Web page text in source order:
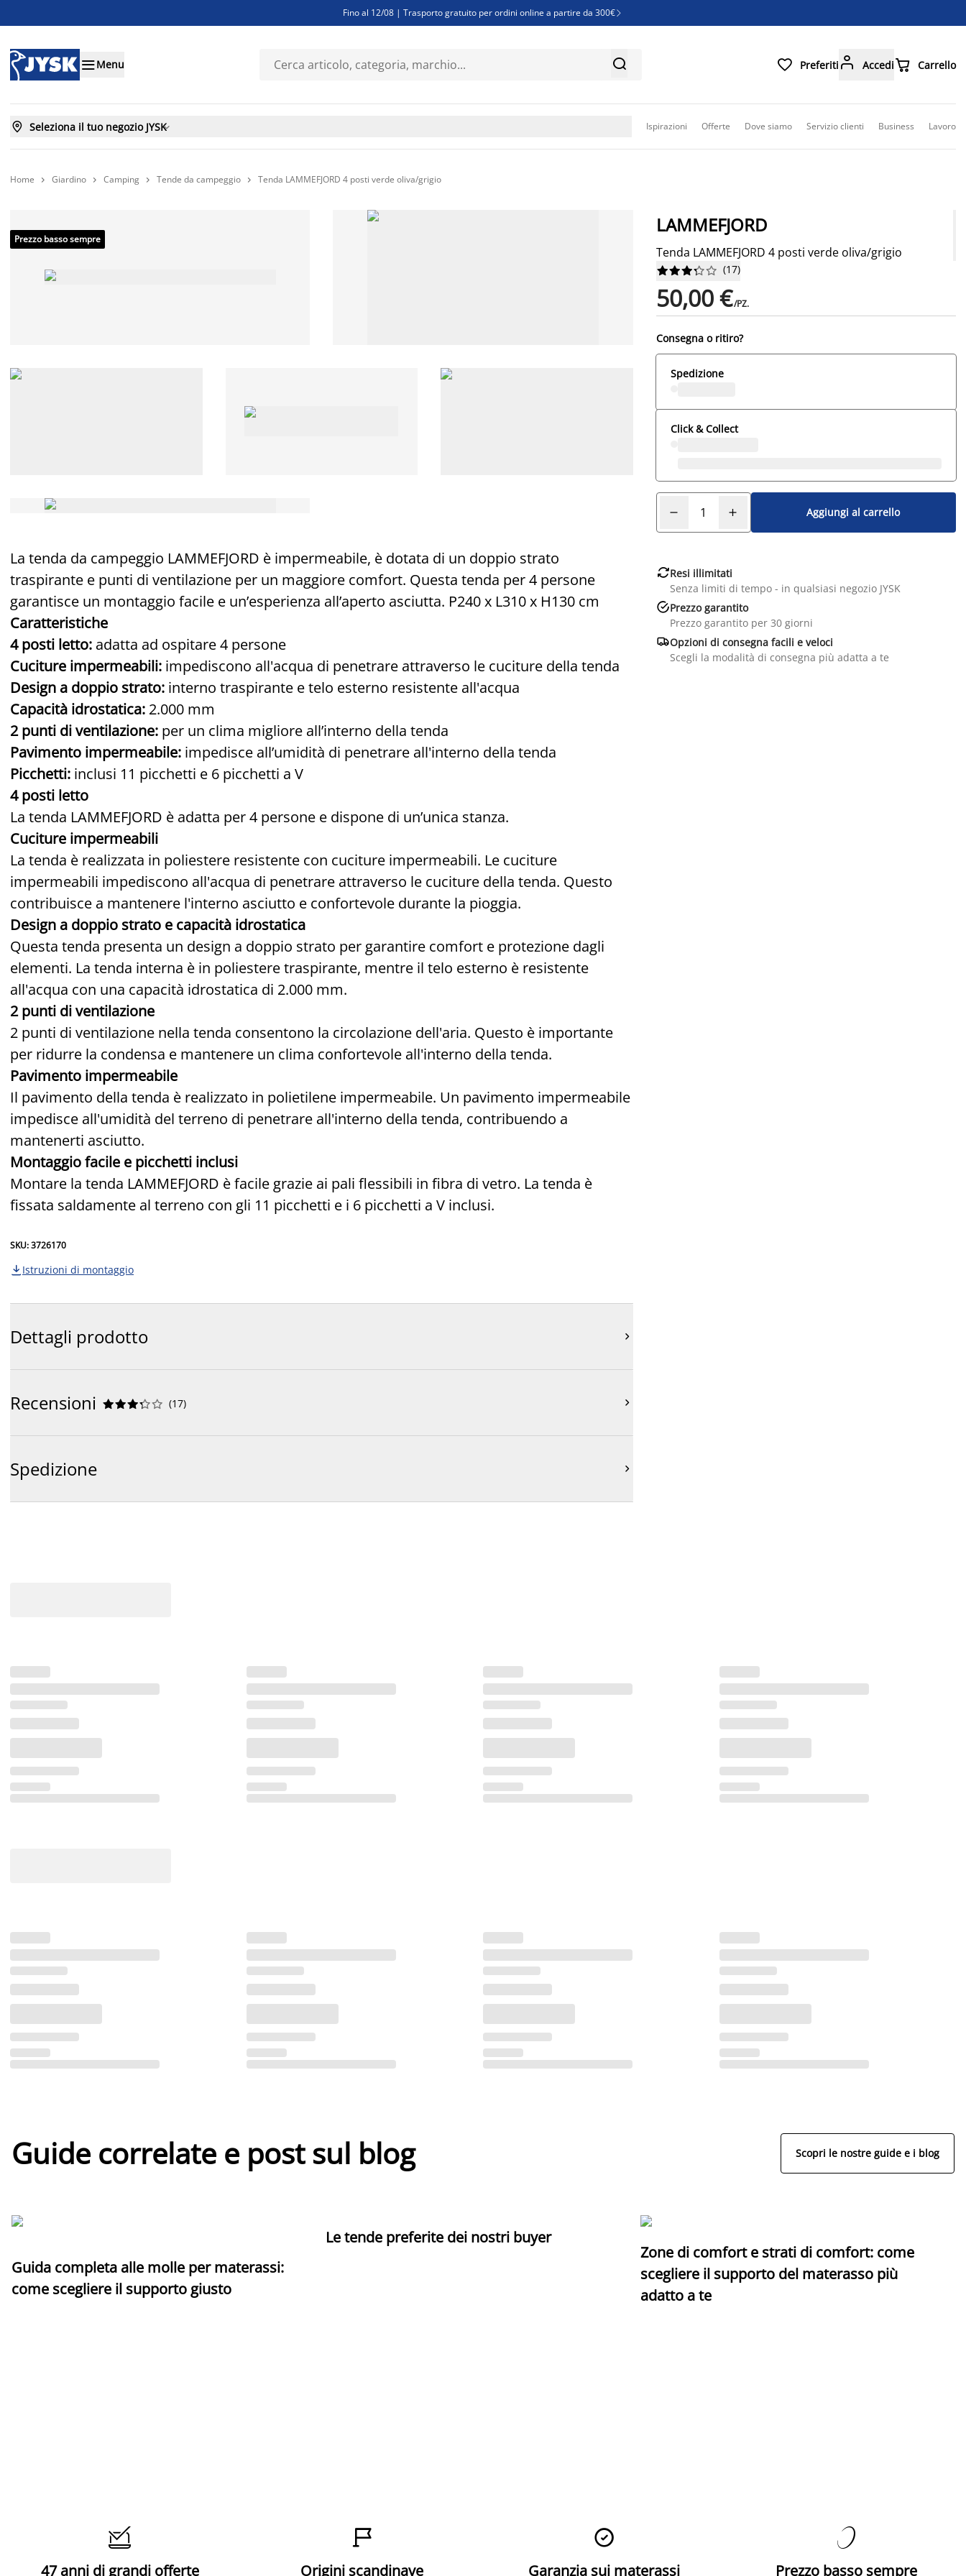
Fino al 12/08 | Trasporto gratuito per ordini online a partire da 300€ 
Finanziamenti - Scegli il piano di rimborso più adatto a te
Menu   Preferiti  Accedi Carrello
 Seleziona il tuo negozio JYSK Ispirazioni Offerte Dove siamo Servizio clienti Business Lavoro
Home  Giardino  Camping  Tende da campeggio  Tenda LAMMEFJORD 4 posti verde oliva/grigio
Prezzo basso sempre
La tenda da campeggio LAMMEFJORD è impermeabile, è dotata di un doppio strato
traspirante e punti di ventilazione per un maggiore comfort. Questa tenda per 4 persone
garantisce un montaggio facile e un’esperienza all’aperto asciutta. P240 x L310 x H130 cm
Caratteristiche
4 posti letto: adatta ad ospitare 4 persone
Cuciture impermeabili: impediscono all'acqua di penetrare attraverso le cuciture della tenda
Design a doppio strato: interno traspirante e telo esterno resistente all'acqua
Capacità idrostatica: 2.000 mm
2 punti di ventilazione: per un clima migliore all’interno della tenda
Pavimento impermeabile: impedisce all’umidità di penetrare all'interno della tenda
Picchetti: inclusi 11 picchetti e 6 picchetti a V
4 posti letto
La tenda LAMMEFJORD è adatta per 4 persone e dispone di un’unica stanza.
Cuciture impermeabili
La tenda è realizzata in poliestere resistente con cuciture impermeabili. Le cuciture
impermeabili impediscono all'acqua di penetrare attraverso le cuciture della tenda. Questo
contribuisce a mantenere l'interno asciutto e confortevole durante la pioggia.
Design a doppio strato e capacità idrostatica
Questa tenda presenta un design a doppio strato per garantire comfort e protezione dagli
elementi. La tenda interna è in poliestere traspirante, mentre il telo esterno è resistente
all'acqua con una capacità idrostatica di 2.000 mm.
2 punti di ventilazione
2 punti di ventilazione nella tenda consentono la circolazione dell'aria. Questo è importante
per ridurre la condensa e mantenere un clima confortevole all'interno della tenda.
Pavimento impermeabile
Il pavimento della tenda è realizzato in polietilene impermeabile. Un pavimento impermeabile
impedisce all'umidità del terreno di penetrare all'interno della tenda, contribuendo a
mantenerti asciutto.
Montaggio facile e picchetti inclusi
Montare la tenda LAMMEFJORD è facile grazie ai pali flessibili in fibra di vetro. La tenda è
fissata saldamente al terreno con gli 11 picchetti e i 6 picchetti a V inclusi.
SKU: 3726170
 Istruzioni di montaggio
Dettagli prodotto 
Recensioni 




 (17) 
Spedizione 
LAMMEFJORD
Tenda LAMMEFJORD 4 posti verde oliva/grigio





 (17)
50,00 €/PZ.
Consegna o ritiro?
Spedizione
Click & Collect
Aggiungi al carrello
Resi illimitati
Senza limiti di tempo - in qualsiasi negozio JYSK
Prezzo garantito
Prezzo garantito per 30 giorni
Opzioni di consegna facili e veloci
Scegli la modalità di consegna più adatta a te
Guide correlate e post sul blog Scopri le nostre guide e i blog
Guida completa alle molle per materassi:
come scegliere il supporto giusto
Le tende preferite dei nostri buyer
Zone di comfort e strati di comfort: come
scegliere il supporto del materasso più
adatto a te

47 anni di grandi offerte

Origini scandinave

Garanzia sui materassi

Prezzo basso sempre